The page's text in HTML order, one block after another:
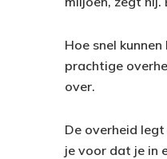
Hoe snel
prachtige
over.
De overheid
je voor dat je in